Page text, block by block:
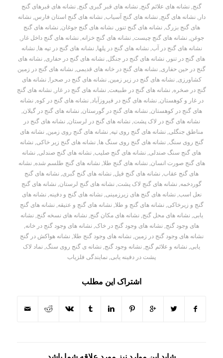
گنج, نشانه های علائم گنج, نشانه های قبر گبری گنج, نشانه های قبرهای گنج
دار ,نشانه های گنج,نشانه های گنج آسیاب,نشانه های گنج استان فارس,نشانه
های گنج بزرگ,نشانه های گنج تنور ,نشانه های گنج جوغان,نشانه های گنج
جوغن,نشانه های گنج چیست,نشانه های گنج خزانه,نشانه های گنج داخل غار ,
نشانه های گنج در آب,نشانه های گنج در پلها,نشانه های گنج در تپه ها,نشانه
های گنج در تنور , نشانه های گنج در جنگل, نشانه های گنج در حفاری, نشانه های
گنج در حین حفاری, نشانه های گنج در خانه های قدیمی, نشانه های گنج در زمین
کشاورزی,نشانه های گنج در زیر زمین,نشانه های گنج در صحرا ,نشانه های
گنج در صخره, نشانه های گنج در طبیعت, نشانه های گنج در غار , نشانه های گنج
در غار و کوهستان,نشانه های گنج در فیروزآباد,نشانه های گنج در کوه,نشانه
های گنج در کوهستان,نشانه های گنج در گورستان,نشانه های گنج در گیلان,
نشانه های گنج در لاک پشت,نشانه های گنج در لرستان,نشانه های گنج در
مناطق جنگلی, نشانه های گنج روی تپه, نشانه های گنج روی زمین, نشانه های
گنج روی سنگ,نشانه های گنج روی سنگ ها,نشانه های گنج زیر خاکی,نشانه
های گنج سنگ صندلی, نشانه های گنج صلیب, نشانه های گنج صندلی, نشانه
های گنج صورت انسان,نشانه های گنج طلا,نشانه های گنج طلسم شده,نشانه
های گنج عقاب, نشانه های گنج فیل, نشانه های گنج گبری, نشانه های گنج
گوردخمه, نشانه های گنج لاک پشت, نشانه های گنج لرستان, نشانه های گنج
نعل اسب,نشانه های گنج های زیرزمینی,نشانه های گنج و دفینه,نشانه های
گنج و زیرخاکی,نشانه های گنج و طلا,نشانه های گنج و عتیقه,نشانه های گنج
یابی,نشانه های محل گنج,نشانه های مکان گنج,نشانه های نسخه گنج,نشانه
های وجود گنج, نشانه های وجود گنج در خاک, نشانه های وجود گنج در خانه,
نشانه های وجود گنج در زمین,نشانه های وجود گنج طلا,نشانه هواکش در گنج
یابی, نشانه و علائم گنج, نشانه وجود گنج, نشانه ی گنج روی سنگ, نماد لاک
پشت در دفینه یابی, نمایندگی فلزیاب
اشتراک این مطلب